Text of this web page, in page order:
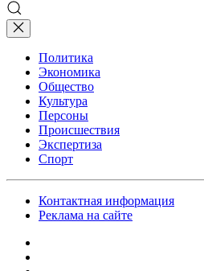
Политика
Экономика
Общество
Культура
Персоны
Происшествия
Экспертиза
Спорт
Контактная информация
Реклама на сайте